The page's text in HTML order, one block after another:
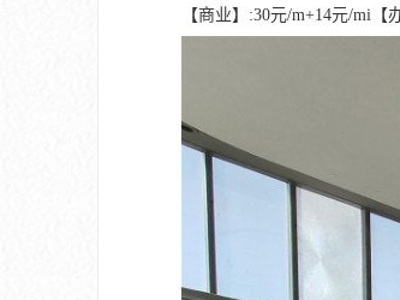
【商业】:30元/m+14元/mi